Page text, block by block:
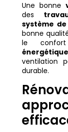
Une bonne
des
système
bonne
le
ventilation
durable.